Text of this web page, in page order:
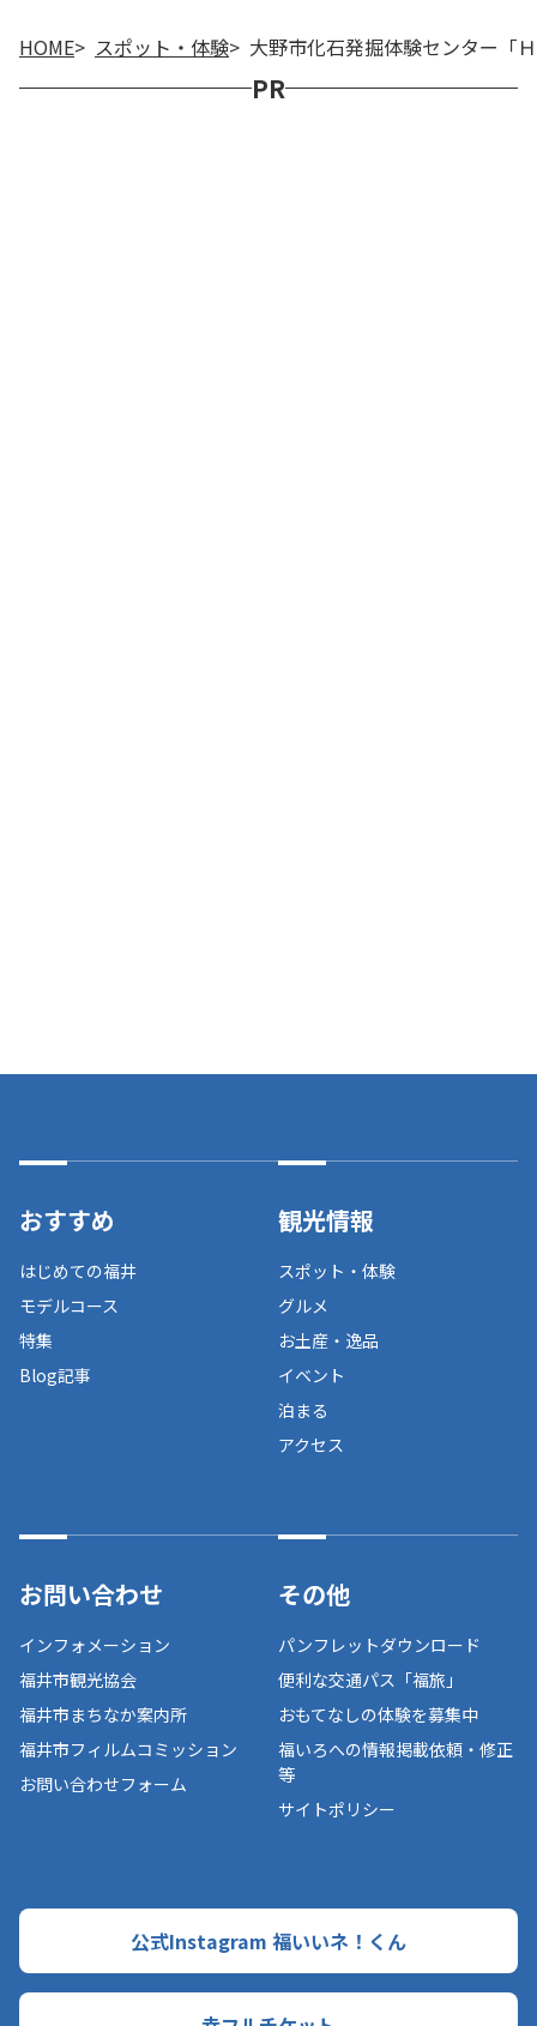
HOME スポット・体験 大野市化石発掘体験センター「
PR
おすすめ
はじめての福井
モデルコース
特集
Blog記事
観光情報
スポット・体験
グルメ
お土産・逸品
イベント
泊まる
アクセス
お問い合わせ
インフォメーション
福井市観光協会
福井市まちなか案内所
福井市フィルムコミッション
お問い合わせフォーム
その他
パンフレットダウンロード
便利な交通パス「福旅」
おもてなしの体験を募集中
福いろへの情報掲載依頼・修正
等
サイトポリシー
公式Instagram 福いいネ！くん